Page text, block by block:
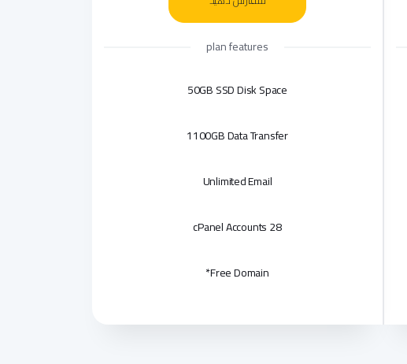
plan features
50GB SSD Disk Space
1100GB Data Transfer
Unlimited Email
28 cPanel Accounts
Free Domain*